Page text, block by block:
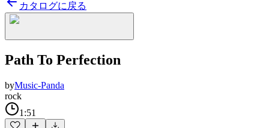
カタログに戻る
Path To Perfection
byMusic-Panda
rock
1:51